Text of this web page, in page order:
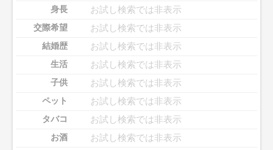
身長 お試し検索では非表示
交際希望 お試し検索では非表示
結婚歴 お試し検索では非表示
生活 お試し検索では非表示
子供 お試し検索では非表示
ペット お試し検索では非表示
タバコ お試し検索では非表示
お酒 お試し検索では非表示